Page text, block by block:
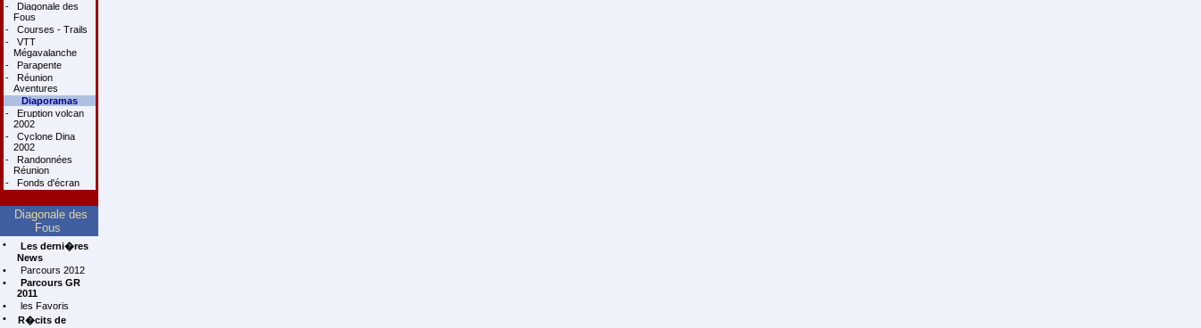
-
Diagonale des
Fous
-
Courses - Trails
-
VTT
Mégavalanche
-
Parapente
-
Réunion
Aventures
Diaporamas
-
Eruption volcan
2002
-
Cyclone Dina
2002
-
Randonnées
Réunion
-
Fonds d'écran
Diagonale des
Fous
•
Les derni�res
News
•
Parcours 2012
•
Parcours GR
2011
•
les Favoris
•
R�cits de